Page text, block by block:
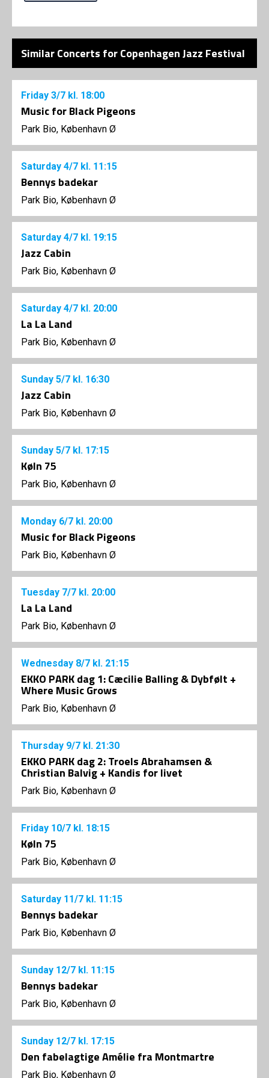
Similar Concerts for Copenhagen Jazz Festival
Friday 3/7 kl. 18:00
Music for Black Pigeons
Park Bio, København Ø
Saturday 4/7 kl. 11:15
Bennys badekar
Park Bio, København Ø
Saturday 4/7 kl. 19:15
Jazz Cabin
Park Bio, København Ø
Saturday 4/7 kl. 20:00
La La Land
Park Bio, København Ø
Sunday 5/7 kl. 16:30
Jazz Cabin
Park Bio, København Ø
Sunday 5/7 kl. 17:15
Køln 75
Park Bio, København Ø
Monday 6/7 kl. 20:00
Music for Black Pigeons
Park Bio, København Ø
Tuesday 7/7 kl. 20:00
La La Land
Park Bio, København Ø
Wednesday 8/7 kl. 21:15
EKKO PARK dag 1: Cæcilie Balling & Dybfølt +
Where Music Grows
Park Bio, København Ø
Thursday 9/7 kl. 21:30
EKKO PARK dag 2: Troels Abrahamsen &
Christian Balvig + Kandis for livet
Park Bio, København Ø
Friday 10/7 kl. 18:15
Køln 75
Park Bio, København Ø
Saturday 11/7 kl. 11:15
Bennys badekar
Park Bio, København Ø
Sunday 12/7 kl. 11:15
Bennys badekar
Park Bio, København Ø
Sunday 12/7 kl. 17:15
Den fabelagtige Amélie fra Montmartre
Park Bio, København Ø